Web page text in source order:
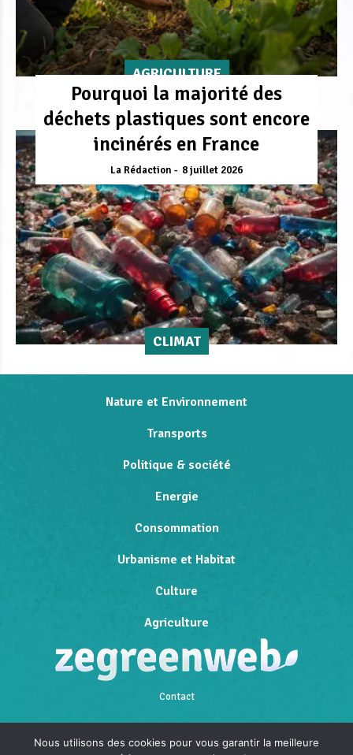
AGRICULTURE
Pourquoi la majorité des
déchets plastiques sont encore
incinérés en France
La Rédaction 8 juillet 2026
CLIMAT
Nature et Environnement
Transports
Politique & société
Energie
Consommation
Urbanisme et Habitat
Culture
Agriculture
Contact
Nous utilisons des cookies pour vous garantir la meilleure